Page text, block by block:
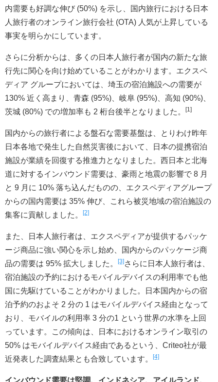
内需要も好調な伸び (50%) を示し、国内旅行における日本
人旅行者のオンライン旅行会社 (OTA) 人気が上昇している
事実を明らかにしています。
さらに分析からは、多くの日本人旅行者が国内の新たな旅
行先に関心を向け始めていることがわかります。エクスペ
ディア グループにおいては、埼玉の宿泊施設への需要が
130% 近く高まり、青森 (95%)、岐阜 (95%)、高知 (90%)、
茨城 (80%) での増加率も 2 桁台後半となりました。
[1]
国内からの旅行者による盤石な需要基盤は、とりわけ昨年
日本各地で発生した自然災害後において、日本の提携宿泊
施設が業績を回復する推進力となりました。西日本と北海
道に対するインバウンド需要は、豪雨と地震の影響で 8 月
と 9 月に 10% 落ち込んだものの、エクスペディアグループ
からの国内需要は 35% 伸び、これら被災地域の宿泊施設の
集客に貢献しました。
[2]
また、日本人旅行者は、エクスペディアが提供するパッケ
ージ商品に強い関心を示し始め、国内からのパッケージ商
品の需要は 95% 拡大しました。
[3] さらに日本人旅行者は、
宿泊施設の予約におけるモバイルデバイスの利用率でも他
国に先駆けていることがわかりました。日本国内からの宿
泊予約のおよそ 2 分の 1 はモバイルデバイス経由となって
おり、モバイルの利用率 3 分の1 という世界の水準を上回
っています。この傾向は、日本におけるオンライン取引の
50% はモバイルデバイス経由であるという、Criteo社が最
近発表した調査結果とも合致しています。
[4]